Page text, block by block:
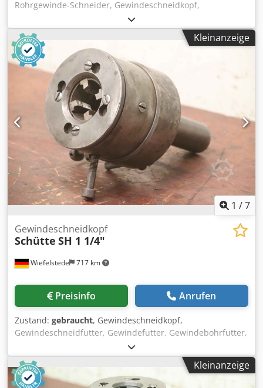
Rohrgewinde-Schneider, Gewindeschneidkopf,
Gewindeschneidfutter, Gewindefutte,
Gewindeschneidapparat -Hersteller: Rems,
Gewindeschneidkopf -Rohrgröße: 2 1/2 bis 4 Zoll -
Spindelbohrung: Maße siehe Fotos -Abmessungen:
410/400/H340 mm -Gewicht: 50 Kg Cedpfswq Nviox Am
Kleinanzeige
1 /7
Wiefelstede 717 km
Gewindeschneidkopf
Schütte SH 1 1/4"
Preisinfo Anrufen
Zustand: gebraucht, Gewindeschneidkopf,
Gewindeschneidfutter, Gewindefutter, Gewindebohrfutter,
Fräswerkzeug, Gewindeschneidapparat -Hersteller: Alfred
H. Schütte, selbstöffnender Gewindeschneidkopf -Typ: SH
1 1/4" Credpfou S Tbuox Am Rof -Schaft: Ø 40 x 100 mm -
Abmessung: 170/155/H225 mm -Gewicht: 8,6 kg
Kleinanzeige